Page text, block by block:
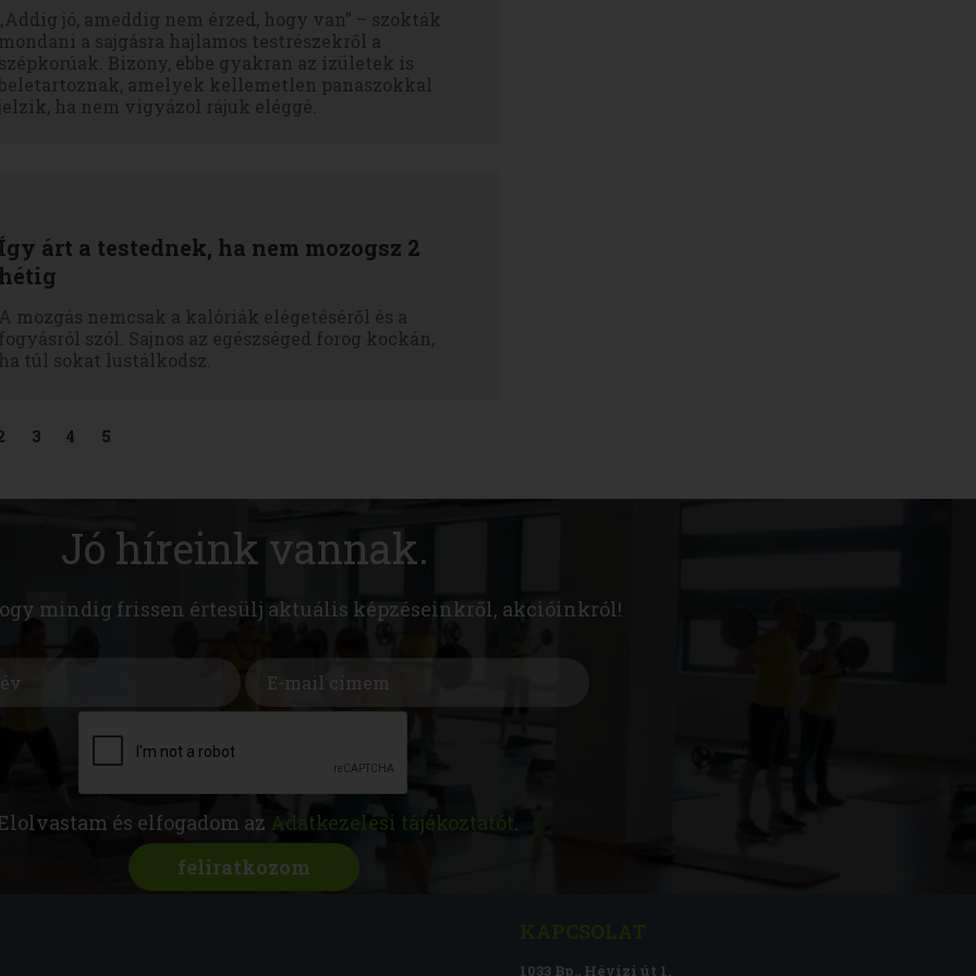
jó, ameddig nem érzed, hogy van” – szokták
a sajgásra hajlamos testrészekről a
Bizony, ebbe gyakran az ízületek is
amelyek kellemetlen panaszokkal
ha nem vigyázol rájuk eléggé.
árt a testednek, ha nem mozogsz 2
mozgás nemcsak a kalóriák elégetéséről és a
szól. Sajnos az egészséged forog kockán,
túl sokat lustálkodsz.
3 4 5
Jó híreink vannak.
mindig frissen értesülj aktuális képzéseinkről, akcióinkról!
és elfogadom az Adatkezelési tájékoztatót.
1033 Bp., Hévízi út 1.